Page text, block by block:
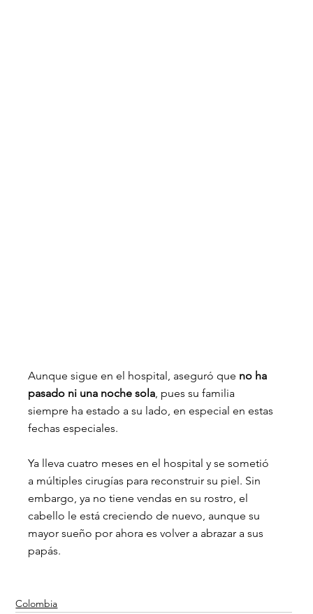
Aunque sigue en el hospital, aseguró que no ha
pasado ni una noche sola , pues su familia
siempre ha estado a su lado, en especial en estas
fechas especiales.
Ya lleva cuatro meses en el hospital y se sometió
a múltiples cirugías para reconstruir su piel. Sin
embargo, ya no tiene vendas en su rostro, el
cabello le está creciendo de nuevo, aunque su
mayor sueño por ahora es volver a abrazar a sus
papás.
Colombia